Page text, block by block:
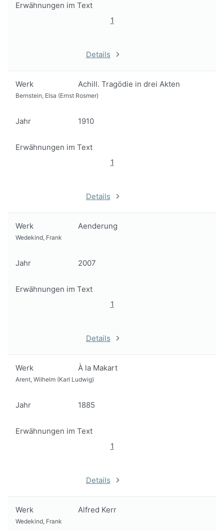
Erwähnungen im Text
1
Details
Werk Achill. Tragödie in drei Akten
Bernstein, Elsa (Ernst Rosmer)
Jahr 1910
Erwähnungen im Text
1
Details
Werk Aenderung
Wedekind, Frank
Jahr 2007
Erwähnungen im Text
1
Details
Werk À la Makart
Arent, Wilhelm (Karl Ludwig)
Jahr 1885
Erwähnungen im Text
1
Details
Werk Alfred Kerr
Wedekind, Frank